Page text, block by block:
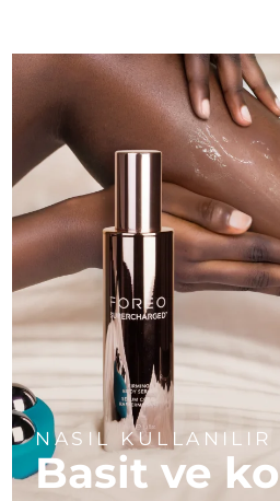
NASIL KULLANILIR
Basit ve